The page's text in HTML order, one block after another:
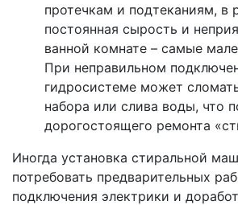
протечкам и подтеканиям, в
постоянная сырость и
ванной комнате – самые
При неправильном
гидросистеме может
набора или слива воды, что
дорогостоящего ремонта
Иногда установка стиральной
потребовать предварительных
подключения электрики и